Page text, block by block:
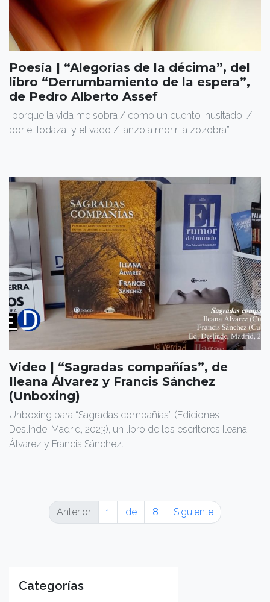
Poesía | “Alegorías de la décima”, del
libro “Derrumbamiento de la espera”,
de Pedro Alberto Assef
“porque la vida me sobra / como un cuento inusitado, /
por el lodazal y el vado / lanzo a morir la zozobra”.
Video | “Sagradas compañías”, de
Ileana Álvarez y Francis Sánchez
(Unboxing)
Unboxing para “Sagradas compañías” (Ediciones
Deslinde, Madrid, 2023), un libro de los escritores Ileana
Álvarez y Francis Sánchez.
Anterior 1 de 8 Siguiente
Categorías